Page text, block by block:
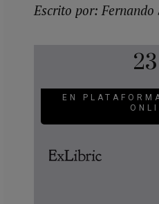
Escrito por: Fernando
EN